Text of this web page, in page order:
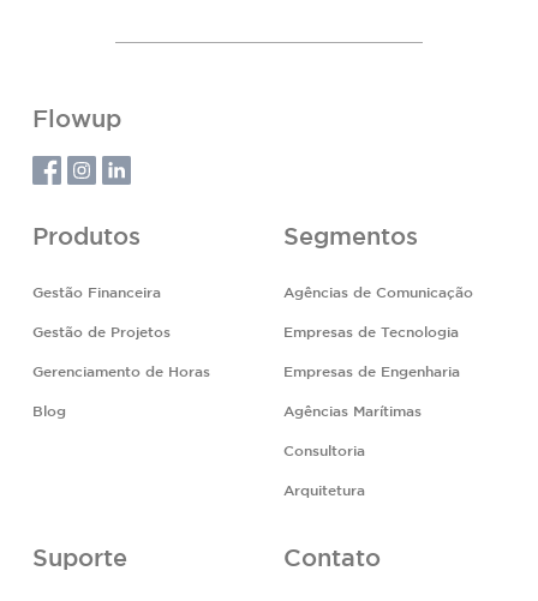
Flowup
Produtos
Gestão Financeira
Gestão de Projetos
Gerenciamento de Horas
Blog
Segmentos
Agências de Comunicação
Empresas de Tecnologia
Empresas de Engenharia
Agências Marítimas
Consultoria
Arquitetura
Suporte Contato